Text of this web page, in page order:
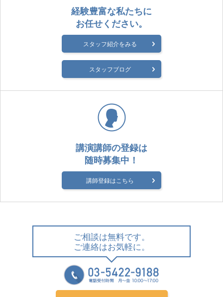
経験豊富な私たちに
お任せください。
スタッフ紹介をみる
スタッフブログ
講演講師の登録は
随時募集中！
講師登録はこちら
ご相談は無料です。
ご連絡はお気軽に。